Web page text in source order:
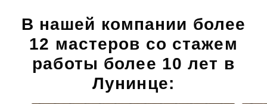
В нашей компании более
12 мастеров со стажем
работы более 10 лет в
Лунинце: